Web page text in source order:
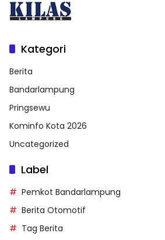
Kategori
Berita
Bandarlampung
Pringsewu
Kominfo Kota 2026
Uncategorized
Label
Pemkot Bandarlampung
Berita Otomotif
Tag Berita